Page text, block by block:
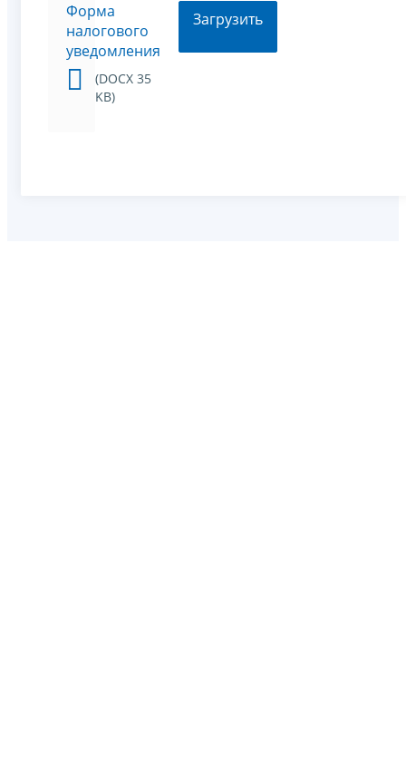
Форма
налогового
уведомления
(DOCX 35
KB)
Загрузить